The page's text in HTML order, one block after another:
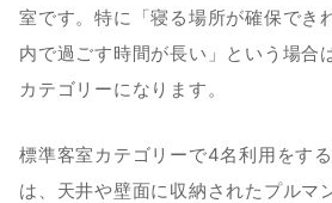
室です。特に「寝る場所が確保でき
内で過ごす時間が長い」という場合
カテゴリーになります。
標準客室カテゴリーで4名利用をす
は、天井や壁面に収納されたプルマ